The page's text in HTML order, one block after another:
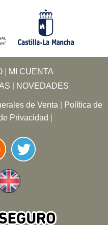
|
MI CUENTA
NOVEDADES
de Venta
Política de
Privacidad